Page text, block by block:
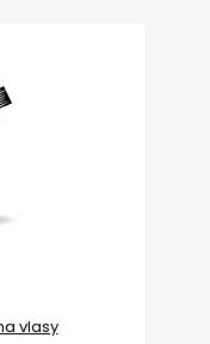
vlasy